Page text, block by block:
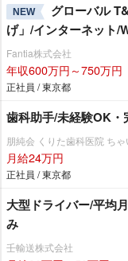
NEW
グローバル
げ」/インターネット/
Fantia株式会社
年収600万円～750万円
正社員 / 東京都
歯科助手/未経験OK・
朋純会 くりた歯科医院 ち
月給24万円
正社員 / 東京都
大型ドライバー/平均
み
壬輸送株式会社